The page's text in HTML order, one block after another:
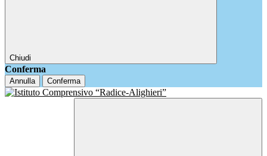
Chiudi
Conferma
Annulla Conferma